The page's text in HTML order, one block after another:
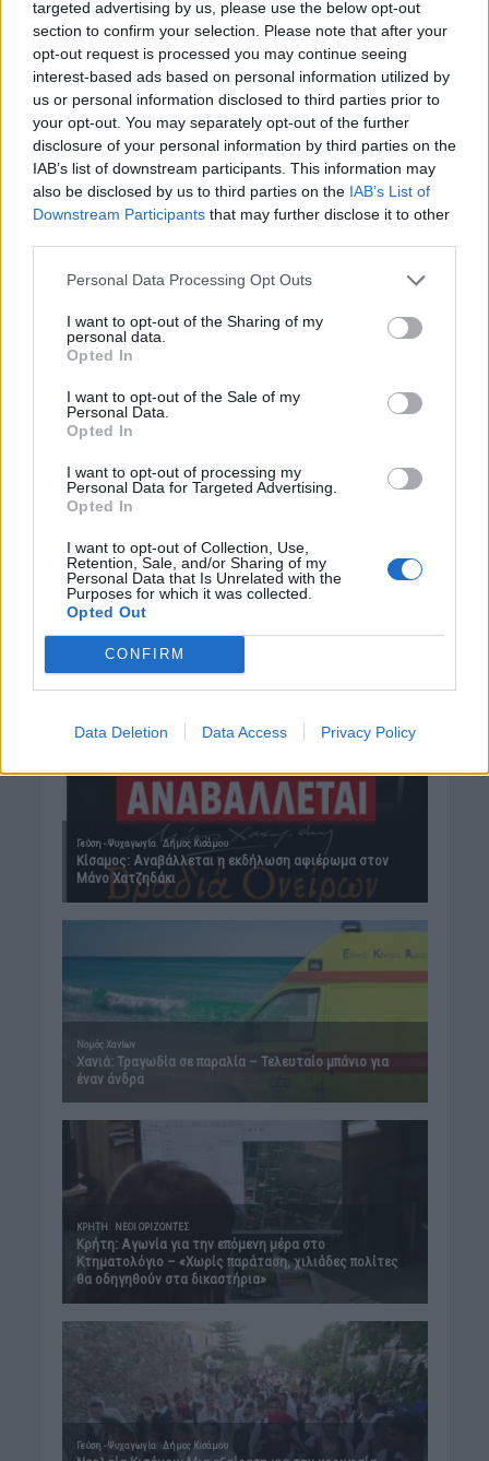
targeted advertising by us, please use the below opt-out
section to confirm your selection. Please note that after your
opt-out request is processed you may continue seeing
interest-based ads based on personal information utilized by
us or personal information disclosed to third parties prior to
your opt-out. You may separately opt-out of the further
disclosure of your personal information by third parties on the
IAB’s list of downstream participants. This information may
also be disclosed by us to third parties on the IAB’s List of
Downstream Participants that may further disclose it to other
Personal Data Processing Opt Outs
I want to opt-out of the Sharing of my
personal data.
Opted In
I want to opt-out of the Sale of my
Personal Data.
Opted In
I want to opt-out of processing my
Personal Data for Targeted Advertising.
Opted In
I want to opt-out of Collection, Use,
Retention, Sale, and/or Sharing of my
Personal Data that Is Unrelated with the
Purposes for which it was collected.
Opted Out
CONFIRM
Data Deletion Data Access Privacy Policy